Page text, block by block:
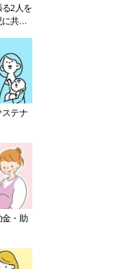
2人を
共感
テナ
・助